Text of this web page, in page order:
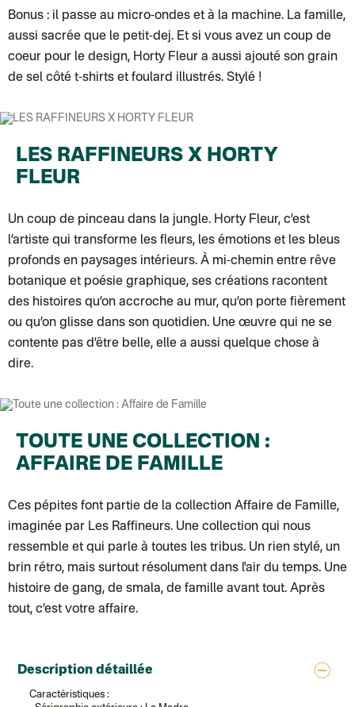
DPD colis suivi (expédition Bounce)
DPD colis suivi (expédition La Boîte Concept)
Colis suivi (expédition Loia)
Colis suivi (expédition Maison Roshi)
Colissimo suivi (expédition Connoisseur)
Belgique
Chronopost Belgique
Colissimo suivi (expédition par Tot)
Chronopost - Livraison express à domicile
Colissimo suivi (expédition Soundivine)
Colissimo suivi (expédition Cheer Moda)
Colissimo suivi (expédition June & Jane)
Colissimo suivi (expédition Toi-même)
Lettre suivie (expédition par Noémie, la créatrice)
Colissimo suivi (expédition Zebrabook)
Colissimo suivi (expédition Minoe)
Lettre suivie (expédition April Eleven)
Lettre suivie (expédition Les mots doux)
Colissimo suivi (expédition Papier Curieux)
DPD colis suivi (expédition La Boîte Concept)
Colis suivi (expédition Loia)
Colissimo suivi (expédition Connoisseur)
Colissimo suivi (expédition April Eleven)
UPS: Livraison sous 7 jours
Chronopost International
Chronopost - Livraison express à domicile: Colis livré en 1 à 3
Colissimo suivi (expédition Toi-même)
Lettre suivie (expédition Atelier Aismée)
Colissimo suivi (expédition April Eleven)
Suisse
Lettre prioritaire
Chronopost International
Bonus : il passe au micro-ondes et à la machine. La famille,
aussi sacrée que le petit-dej. Et si vous avez un coup de
coeur pour le design, Horty Fleur a aussi ajouté son grain
de sel côté t-shirts et foulard illustrés. Stylé !
LES RAFFINEURS X HORTY
FLEUR
Un coup de pinceau dans la jungle. Horty Fleur, c’est
l’artiste qui transforme les fleurs, les émotions et les bleus
profonds en paysages intérieurs. À mi-chemin entre rêve
botanique et poésie graphique, ses créations racontent
des histoires qu’on accroche au mur, qu’on porte fièrement
ou qu’on glisse dans son quotidien. Une œuvre qui ne se
contente pas d’être belle, elle a aussi quelque chose à
dire.
TOUTE UNE COLLECTION :
AFFAIRE DE FAMILLE
Ces pépites font partie de la collection Affaire de Famille,
imaginée par Les Raffineurs. Une collection qui nous
ressemble et qui parle à toutes les tribus. Un rien stylé, un
brin rétro, mais surtout résolument dans l'air du temps. Une
histoire de gang, de smala, de famille avant tout. Après
tout, c’est votre affaire.
Description détaillée
Caractéristiques :